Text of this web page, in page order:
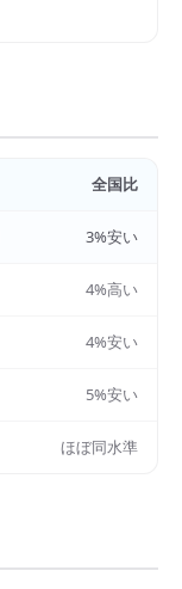
全国比
3%安い
4%高い
4%安い
5%安い
ほぼ同水準